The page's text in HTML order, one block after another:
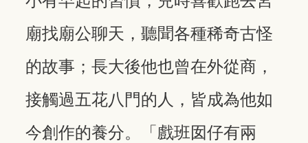
廟找廟公聊天，聽聞各種稀奇古怪
的故事；長大後他也曾在外從商，
接觸過五花八門的人，皆成為他如
今創作的養分。「戲班囡仔有兩